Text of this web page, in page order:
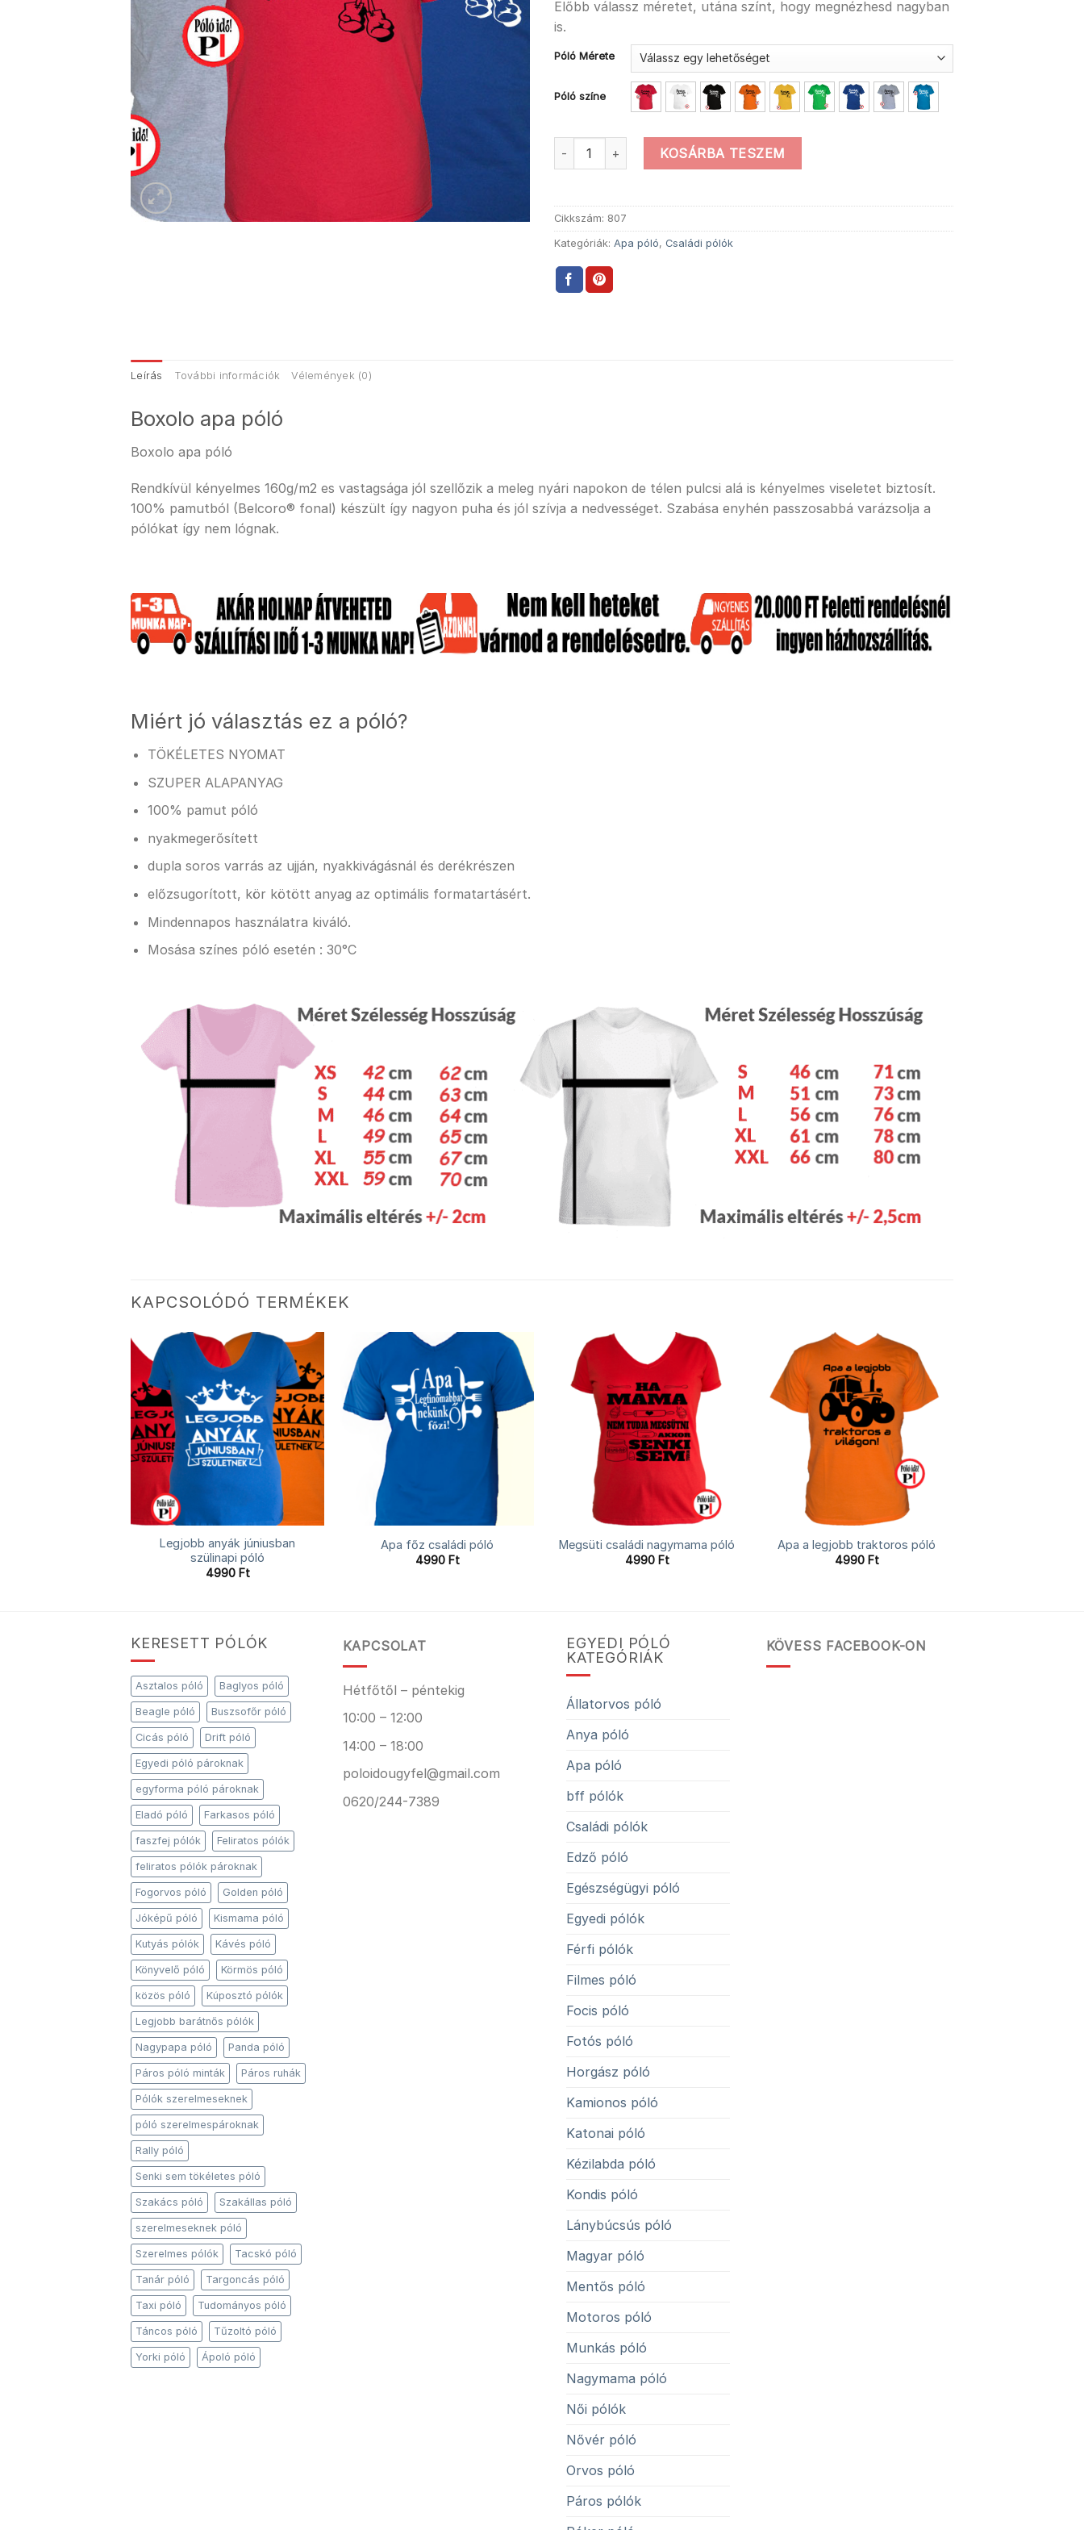
Előbb válassz méretet, utána színt, hogy megnézhesd nagyban
is.
Póló Mérete
Póló színe
Boxolo apa póló mennyiségKOSÁRBA TESZEM
Cikkszám: 807
Kategóriák: Apa póló, Családi pólók
Leírás További információk Vélemények (0)
Boxolo apa póló
Boxolo apa póló
Rendkívül kényelmes 160g/m2 es vastagsága jól szellőzik a meleg nyári napokon de télen pulcsi alá is kényelmes viseletet biztosít.
100% pamutból (Belcoro® fonal) készült így nagyon puha és jól szívja a nedvességet. Szabása enyhén passzosabbá varázsolja a
pólókat így nem lógnak.
Miért jó választás ez a póló?
TÖKÉLETES NYOMAT
SZUPER ALAPANYAG
100% pamut póló
nyakmegerősített
dupla soros varrás az ujján, nyakkivágásnál és derékrészen
előzsugorított, kör kötött anyag az optimális formatartásért.
Mindennapos használatra kiváló.
Mosása színes póló esetén : 30°C
KAPCSOLÓDÓ TERMÉKEK
Legjobb anyák júniusban
szülinapi póló
4990 Ft
Apa főz családi póló
4990 Ft
Megsüti családi nagymama póló
4990 Ft
Apa a legjobb traktoros póló
4990 Ft
KERESETT PÓLÓK
Asztalos póló Baglyos póló
Beagle póló Buszsofőr póló
Cicás póló Drift póló
Egyedi póló pároknak
egyforma póló pároknak
Eladó póló Farkasos póló
faszfej pólók Feliratos pólók
feliratos pólók pároknak
Fogorvos póló Golden póló
Jóképű póló Kismama póló
Kutyás pólók Kávés póló
Könyvelő póló Körmös póló
közös póló Kúposztó pólók
Legjobb barátnős pólók
Nagypapa póló Panda póló
Páros póló minták Páros ruhák
Pólók szerelmeseknek
póló szerelmespároknak
Rally póló
Senki sem tökéletes póló
Szakács póló Szakállas póló
szerelmeseknek póló
Szerelmes pólók Tacskó póló
Tanár póló Targoncás póló
Taxi póló Tudományos póló
Táncos póló Tűzoltó póló
Yorki póló Ápoló póló
KAPCSOLAT
Hétfőtől – péntekig
10:00 – 12:00
14:00 – 18:00
poloidougyfel@gmail.com
0620/244-7389
EGYEDI PÓLÓ
KATEGÓRIÁK
Állatorvos póló
Anya póló
Apa póló
bff pólók
Családi pólók
Edző póló
Egészségügyi póló
Egyedi pólók
Férfi pólók
Filmes póló
Focis póló
Fotós póló
Horgász póló
Kamionos póló
Katonai póló
Kézilabda póló
Kondis póló
Lánybúcsús póló
Magyar póló
Mentős póló
Motoros póló
Munkás póló
Nagymama póló
Női pólók
Nővér póló
Orvos póló
Páros pólók
KÖVESS FACEBOOK-ON